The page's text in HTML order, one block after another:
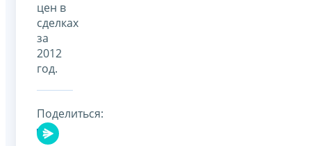
цен в
сделках
за
2012
год.
Поделиться: